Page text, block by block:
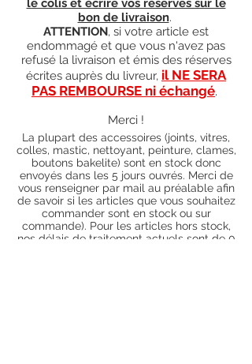
le colis et écrire vos réserves sur le
bon de livraison.
ATTENTION, si votre article est
endommagé et que vous n'avez pas
refusé la livraison et émis des réserves
écrites auprès du livreur, il NE SERA
PAS REMBOURSE ni échangé.
Merci !
La plupart des accessoires (joints, vitres,
colles, mastic, nettoyant, peinture, clames,
boutons bakelite) sont en stock donc
envoyés dans les 5 jours ouvrés. Merci de
vous renseigner par mail au préalable afin
de savoir si les articles que vous souhaitez
commander sont en stock ou sur
commande). Pour les articles hors stock,
nos délais de traitement actuels sont de 0